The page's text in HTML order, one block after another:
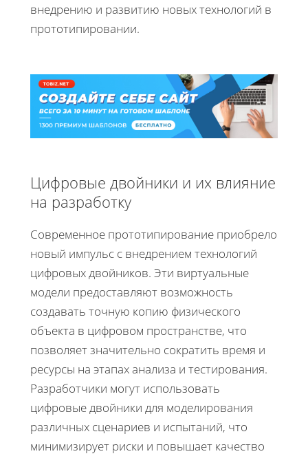
внедрению и развитию новых технологий в
прототипировании.
Цифровые двойники и их влияние
на разработку
Современное прототипирование приобрело
новый импульс с внедрением технологий
цифровых двойников. Эти виртуальные
модели предоставляют возможность
создавать точную копию физического
объекта в цифровом пространстве, что
позволяет значительно сократить время и
ресурсы на этапах анализа и тестирования.
Разработчики могут использовать
цифровые двойники для моделирования
различных сценариев и испытаний, что
минимизирует риски и повышает качество